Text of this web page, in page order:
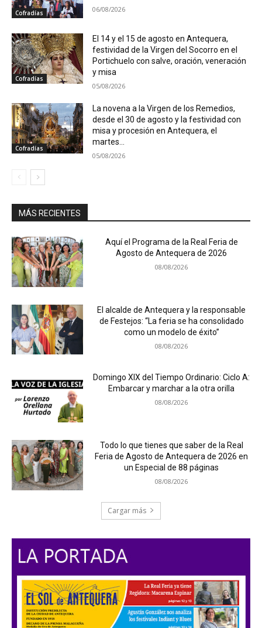
Cofradías 06/08/2026
Cofradías
El 14 y el 15 de agosto en Antequera,
festividad de la Virgen del Socorro en el
Portichuelo con salve, oración, veneración
y misa
05/08/2026
Cofradías
La novena a la Virgen de los Remedios,
desde el 30 de agosto y la festividad con
misa y procesión en Antequera, el
martes...
05/08/2026
MÁS RECIENTES
Aquí el Programa de la Real Feria de
Agosto de Antequera de 2026
08/08/2026
El alcalde de Antequera y la responsable
de Festejos: “La feria se ha consolidado
como un modelo de éxito”
08/08/2026
Domingo XIX del Tiempo Ordinario: Ciclo A:
Embarcar y marchar a la otra orilla
08/08/2026
Todo lo que tienes que saber de la Real
Feria de Agosto de Antequera de 2026 en
un Especial de 88 páginas
08/08/2026
Cargar más